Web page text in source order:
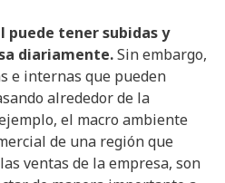
puede tener subidas y
diariamente.Sin embargo,
e internas que pueden
alrededor de la
el macro ambiente
de una región que
ventas de la empresa, son